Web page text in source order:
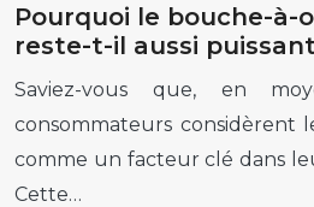
Pourquoi le bouche-à-
reste-t-il aussi
Saviez-vous que, en
consommateurs considèrent
comme un facteur clé dans
Cette…